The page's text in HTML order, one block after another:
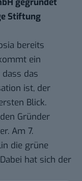
gegründet
Stiftung
bereits
ein
das
ist, der
Blick.
Gründer
Am 7.
die grüne
hat sich der